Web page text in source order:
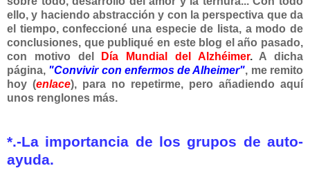
ello, y haciendo abstracción y con la perspectiva que da
el tiempo, confeccioné una especie de lista, a modo de
conclusiones, que publiqué en este blog el año pasado,
con motivo del
Día Mundial del Alzhéimer.
A dicha
página, "Convivir con enfermos de Alheimer", me remito
hoy (enlace), para no repetirme, pero añadiendo aquí
unos renglones más.
*.-La importancia de los grupos de auto-
ayuda.